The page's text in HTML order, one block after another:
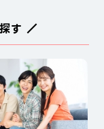
す ／